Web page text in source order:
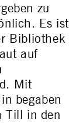
zu
Es ist
Bibliothek
auf
Mit
begaben
Till in den